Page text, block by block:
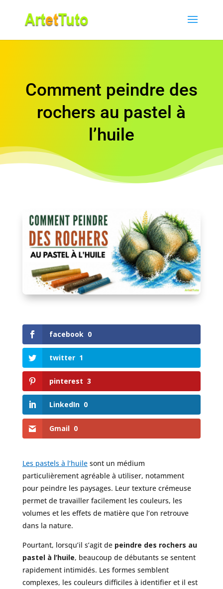
Comment peindre des
rochers au pastel à
l’huile
facebook 0
twitter 1
pinterest 3
LinkedIn 0
Gmail 0
Les pastels à l’huilesont un médium
particulièrement agréable à utiliser, notamment
pour peindre les paysages. Leur texture crémeuse
permet de travailler facilement les couleurs, les
volumes et les effets de matière que l’on retrouve
dans la nature.
Pourtant, lorsqu’il s’agit de peindre des rochers au
pastel à l’huile, beaucoup de débutants se sentent
rapidement intimidés. Les formes semblent
complexes, les couleurs difficiles à identifier et il est